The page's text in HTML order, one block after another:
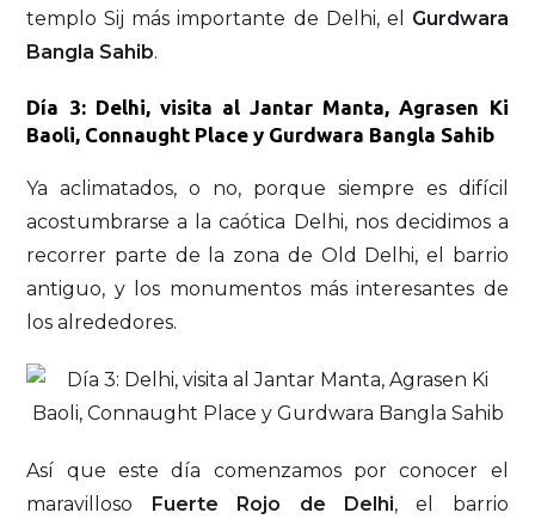
templo Sij más importante de Delhi, el Gurdwara
Bangla Sahib.
Día 3: Delhi, visita al Jantar Manta, Agrasen Ki
Baoli, Connaught Place y Gurdwara Bangla Sahib
Ya aclimatados, o no, porque siempre es difícil
acostumbrarse a la caótica Delhi, nos decidimos a
recorrer parte de la zona de Old Delhi, el barrio
antiguo, y los monumentos más interesantes de
los alrededores.
Así que este día comenzamos por conocer el
maravilloso
Fuerte Rojo de Delhi, el barrio